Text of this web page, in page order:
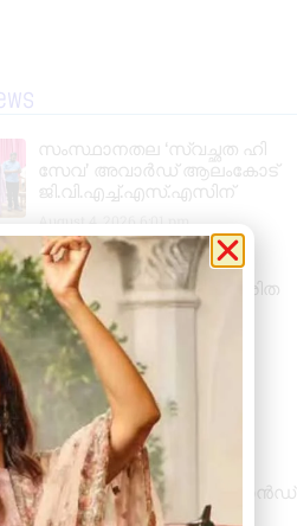
സംസ്ഥാനതല ‘സ്വച്ഛത ഹി
സേവ’ അവാർഡ് ആലംകോട്
ജി.വി.എച്ച്.എസ്.എസിന്
August 4, 2026 6:01 pm
അണ്ടൂർക്കോണം
ഗ്രാമപഞ്ചായത്തിൽ ഹരിത
കർമ്മസേനാംഗങ്ങൾക്ക്
ഓണപുടവ വിതരണം
August 4, 202611:11 am
അക്ഷയ തങ്ക മാളിഗൈ’
(എടിഎം): കല്യാണ്‍
ജുവലേഴ്‌സിന്‍റെ ആദ്യ
പ്രാദേശിക ബ്രാന്‍ഡ്,
ശിവകാര്‍ത്തികേയന്‍ ബ്രാന്‍ഡ്
അംബാസഡര്‍